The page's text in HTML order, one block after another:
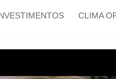
CLIMA